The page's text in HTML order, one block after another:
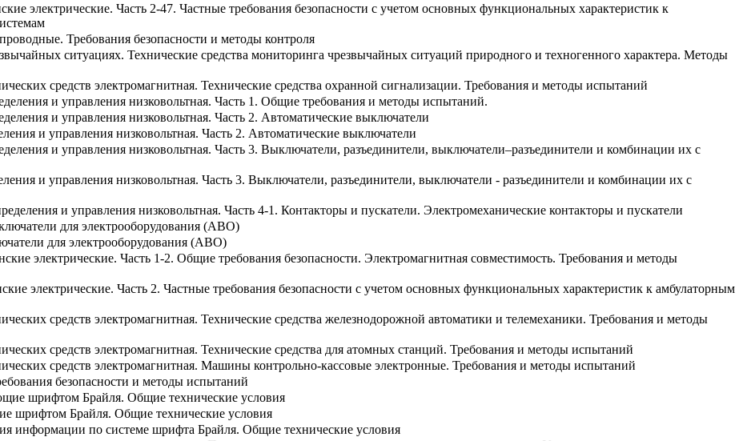
электрические. Часть 2-47. Частные требования безопасности с учетом основных функциональных характеристик к
Требования безопасности и методы контроля
ситуациях. Технические средства мониторинга чрезвычайных ситуаций природного и техногенного характера. Методы
средств электромагнитная. Технические средства охранной сигнализации. Требования и методы испытаний
и управления низковольтная. Часть 1. Общие требования и методы испытаний.
и управления низковольтная. Часть 2. Автоматические выключатели
и управления низковольтная. Часть 2. Автоматические выключатели
и управления низковольтная. Часть 3. Выключатели, разъединители, выключатели–разъединители и комбинации их с
и управления низковольтная. Часть 3. Выключатели, разъединители, выключатели - разъединители и комбинации их с
и управления низковольтная. Часть 4-1. Контакторы и пускатели. Электромеханические контакторы и пускатели
для электрооборудования (АВО)
для электрооборудования (АВО)
электрические. Часть 1-2. Общие требования безопасности. Электромагнитная совместимость. Требования и методы
электрические. Часть 2. Частные требования безопасности с учетом основных функциональных характеристик к амбулаторным
средств электромагнитная. Технические средства железнодорожной автоматики и телемеханики. Требования и методы
средств электромагнитная. Технические средства для атомных станций. Требования и методы испытаний
средств электромагнитная. Машины контрольно-кассовые электронные. Требования и методы испытаний
безопасности и методы испытаний
шрифтом Брайля. Общие технические условия
шрифтом Брайля. Общие технические условия
информации по системе шрифта Брайля. Общие технические условия